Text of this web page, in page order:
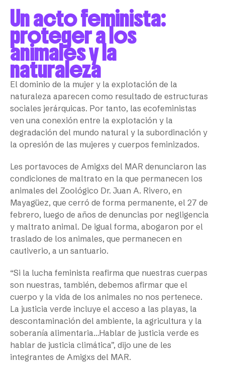
Un acto feminista:
proteger a los
animales y la
naturaleza
El dominio de la mujer y la explotación de la
naturaleza aparecen como resultado de estructuras
sociales jerárquicas. Por tanto, las ecofeministas
ven una conexión entre la explotación y la
degradación del mundo natural y la subordinación y
la opresión de las mujeres y cuerpos feminizados.
Les portavoces de Amigxs del MAR denunciaron las
condiciones de maltrato en la que permanecen los
animales del Zoológico Dr. Juan A. Rivero, en
Mayagüez, que cerró de forma permanente, el 27 de
febrero, luego de años de denuncias por negligencia
y maltrato animal. De igual forma, abogaron por el
traslado de los animales, que permanecen en
cautiverio, a un santuario.
“Si la lucha feminista reafirma que nuestras cuerpas
son nuestras, también, debemos afirmar que el
cuerpo y la vida de los animales no nos pertenece.
La justicia verde incluye el acceso a las playas, la
descontaminación del ambiente, la agricultura y la
soberanía alimentaria…Hablar de justicia verde es
hablar de justicia climática”, dijo une de les
integrantes de Amigxs del MAR.